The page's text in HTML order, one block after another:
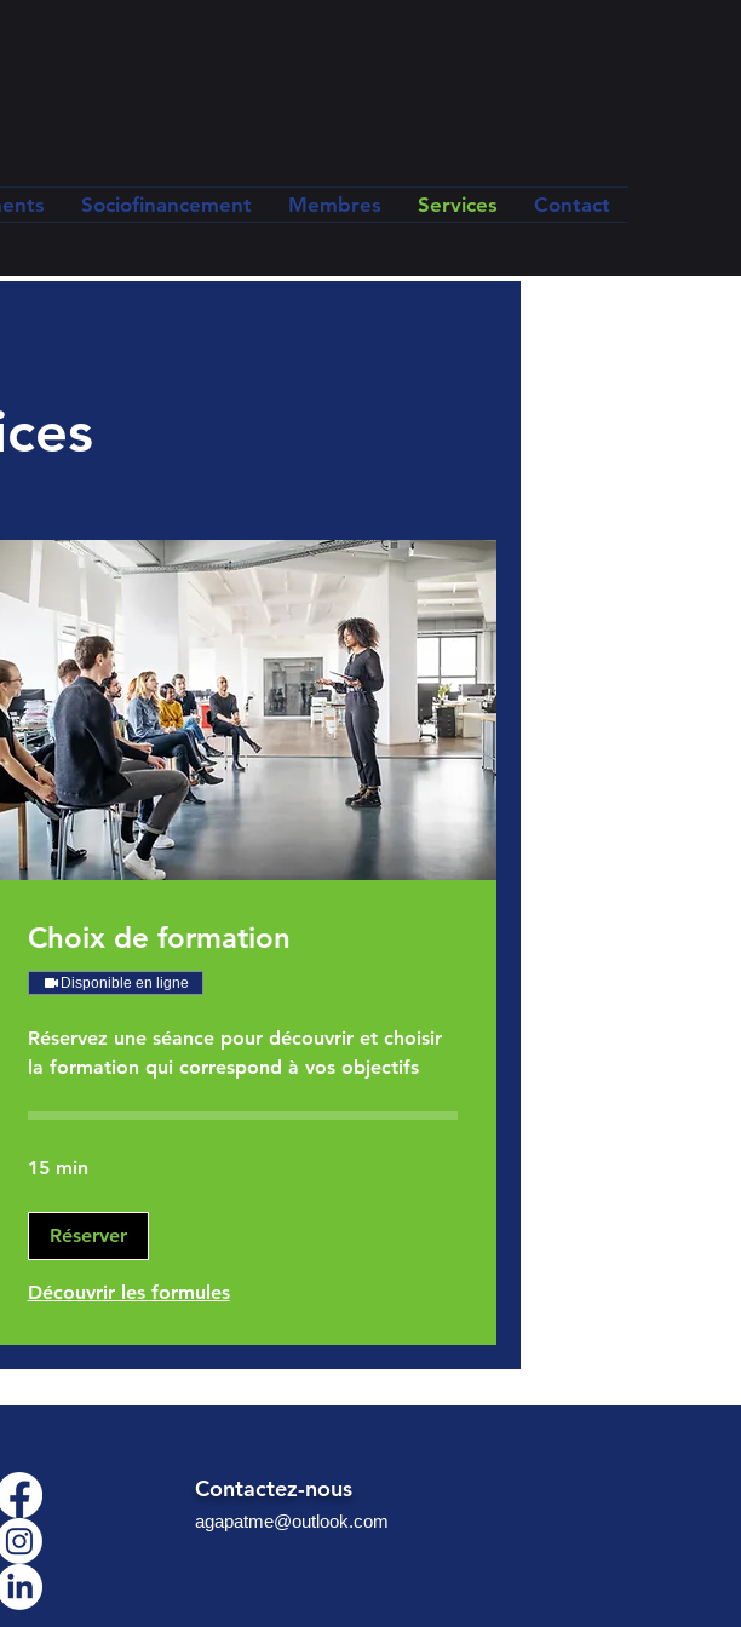
Sociofinancement Membres Services Contact
Choix de formation
Disponible en ligne
Réservez une séance pour découvrir et choisir
la formation qui correspond à vos objectifs
15 min
Réserver
Découvrir les formules
Contactez-nous
agapatme@outlook.com